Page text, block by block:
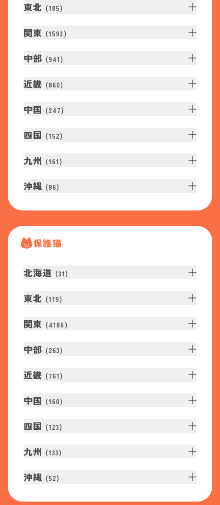
東北 (185)
関東 (1593 )
中部 (941 )
近畿 (860)
中国 (247)
四国 (152)
九州 (161 )
沖縄 (86)
保護猫
北海道 (31 )
東北 (119)
関東 (4186 )
中部 (263)
近畿 (761 )
中国 (160)
四国 (123)
九州 (133)
沖縄 (52)